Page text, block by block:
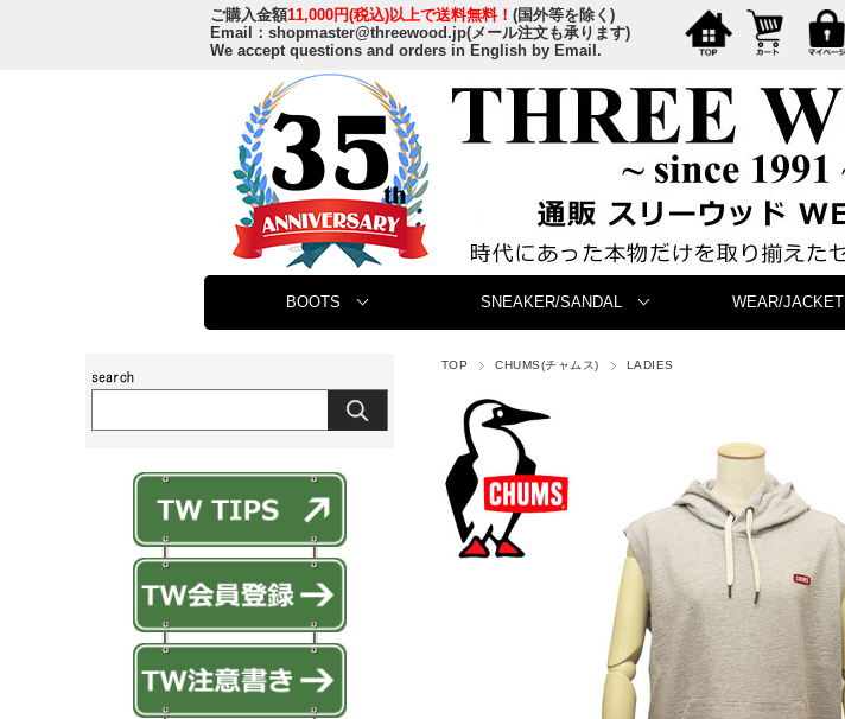
ご購入金額11,000円(税込)以上で送料無料！ (国外等を除く)
Email： shopmaster@threewood.jp(メール注文も承ります)
We accept questions and orders in English by Email.
BOOTS SNEAKER/SANDAL WEAR/JACKET
TOP CHUMS(チャムス) LADIES